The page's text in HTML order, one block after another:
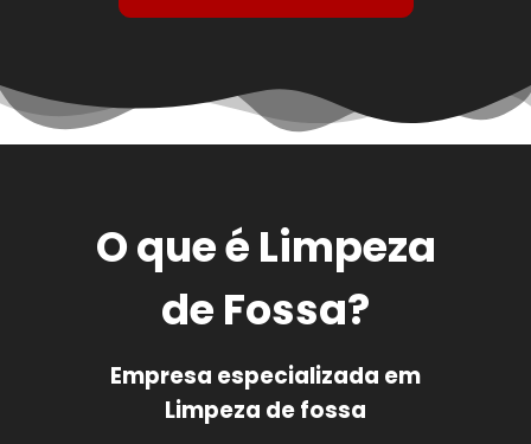
O que é Limpeza
de Fossa?
Empresa especializada em
Limpeza de fossa